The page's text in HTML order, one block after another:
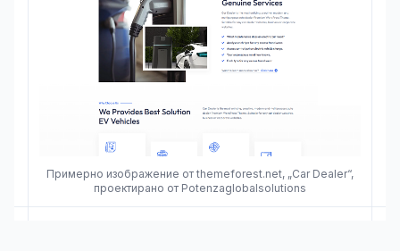
Примерно изображение от themeforest.net, „Car Dealer“,
проектирано от Potenzaglobalsolutions